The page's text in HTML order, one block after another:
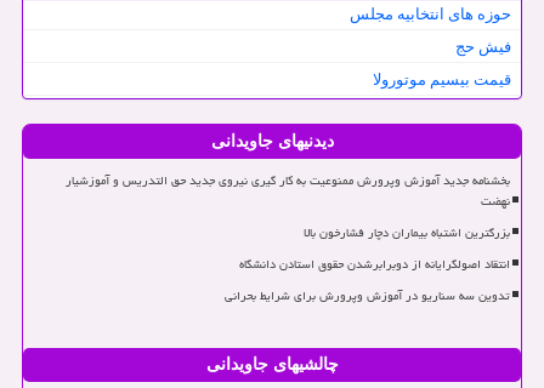
حوزه های انتخابیه مجلس
فیش حج
قیمت بیسیم موتورولا
دیدنیهای جاویدانی
بخشنامه جدید آموزش وپرورش ممنوعیت به کار گیری نیروی جدید حق التدریس و آموزشیار
نهضت
بزرگترین اشتباه بیماران دچار فشارخون بالا
انتقاد اصولگرایانه از دوبرابرشدن حقوق استادن دانشگاه
تدوین سه سناریو در آموزش وپرورش برای شرایط بحرانی
چالشیهای جاویدانی